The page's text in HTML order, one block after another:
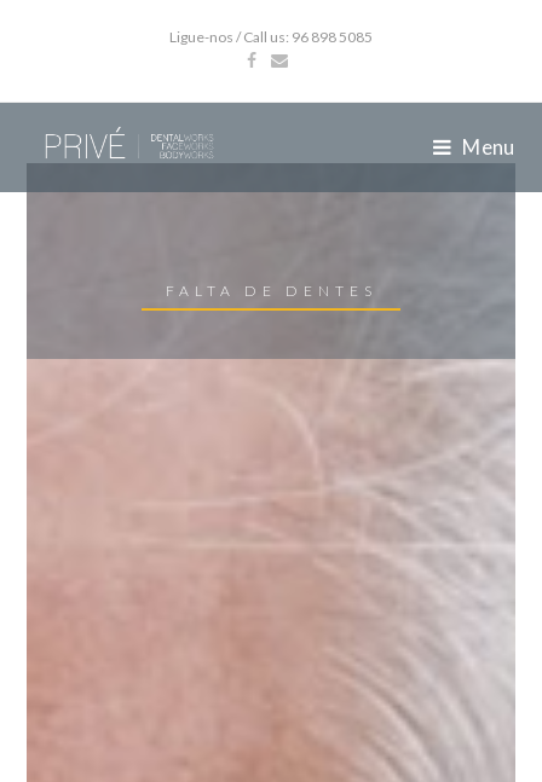
Ligue-nos / Call us: 96 898 5085
Menu
FALTA DE DENTES